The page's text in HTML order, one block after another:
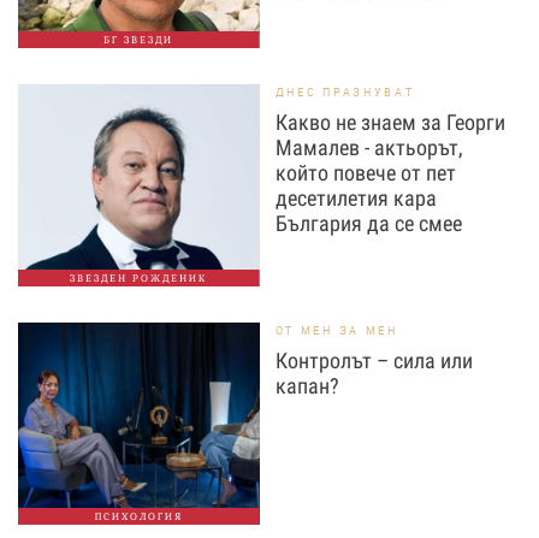
БГ ЗВЕЗДИ
ЗВЕЗДЕН РОЖДЕНИК
ДНЕС ПРАЗНУВАТ
Какво не знаем за Георги
Мамалев - актьорът,
който повече от пет
десетилетия кара
България да се смее
ПСИХОЛОГИЯ
ОТ МЕН ЗА МЕН
Контролът – сила или
капан?